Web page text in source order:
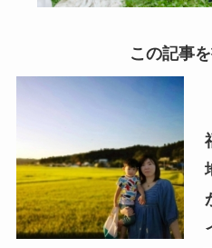
この記事